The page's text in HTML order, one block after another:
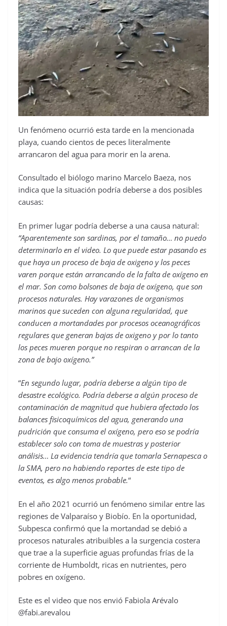
Un fenómeno ocurrió esta tarde en la mencionada
playa, cuando cientos de peces literalmente
arrancaron del agua para morir en la arena.
Consultado el biólogo marino Marcelo Baeza, nos
indica que la situación podría deberse a dos posibles
causas:
En primer lugar podría deberse a una causa natural:
“Aparentemente son sardinas, por el tamaño… no puedo
determinarlo en el video. Lo que puede estar pasando es
que haya un proceso de baja de oxigeno y los peces
varen porque están arrancando de la falta de oxígeno en
el mar. Son como bolsones de baja de oxígeno, que son
procesos naturales. Hay varazones de organismos
marinos que suceden con alguna regularidad, que
conducen a mortandades por procesos oceanográficos
regulares que generan bajas de oxigeno y por lo tanto
los peces mueren porque no respiran o arrancan de la
zona de bajo oxígeno.”
“En segundo lugar, podría deberse a algún tipo de
desastre ecológico. Podría deberse a algún proceso de
contaminación de magnitud que hubiera afectado los
balances fisicoquímicos del agua, generando una
pudrición que consuma el oxígeno, pero eso se podría
establecer solo con toma de muestras y posterior
análisis… La evidencia tendría que tomarla Sernapesca o
la SMA, pero no habiendo reportes de este tipo de
eventos, es algo menos probable.“
En el año 2021 ocurrió un fenómeno similar entre las
regiones de Valparaíso y Biobío. En la oportunidad,
Subpesca confirmó que la mortandad se debió a
procesos naturales atribuibles a la surgencia costera
que trae a la superficie aguas profundas frías de la
corriente de Humboldt, ricas en nutrientes, pero
pobres en oxígeno.
Este es el video que nos envió Fabiola Arévalo
@fabi.arevalou